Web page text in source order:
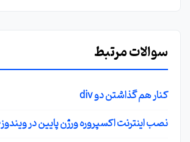
سوالات مرتبط
کنار هم گذاشتن دو div
نصب اینترنت اکسپروره ورژن پایین در ویندوز10